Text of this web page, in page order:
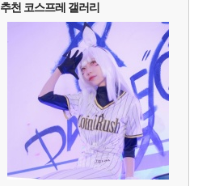
추천 코스프레 갤러리